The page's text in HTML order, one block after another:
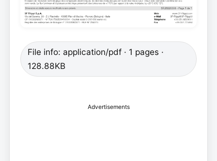
File info: application/pdf · 1 pages ·
128.88KB
Advertisements